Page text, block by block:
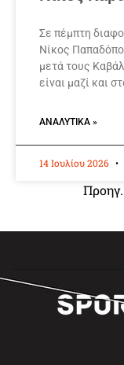
Σε πέμπτη
Νίκος
μετά τους
είναι μαζί και
ΑΝΑΛΥΤΙΚΆ »
14 Ιουλίου 2026
Προηγ.